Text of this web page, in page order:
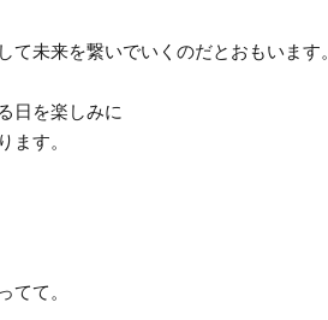
て未来を繋いでいくのだとおもいます。
日を楽しみに
ます。
てて。